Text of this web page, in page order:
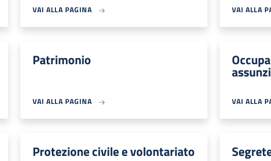
VAI ALLA PAGINA VAI ALLA
Patrimonio
VAI ALLA PAGINA VAI ALLA
Protezione civile e volontariato